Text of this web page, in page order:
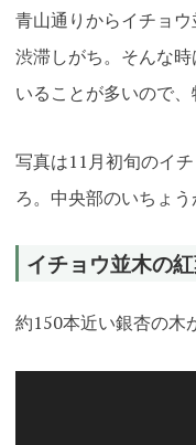
青山通りからイチョ
渋滞しがち。そんな
いることが多いので、
写真は11月初旬のイ
ろ。中央部のいちょう
イチョウ並木の
約150本近い銀杏の木